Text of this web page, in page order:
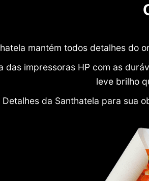
mantém todos detalhes do
das impressoras HP com as
leve brilho
Detalhes da Santhatela para sua